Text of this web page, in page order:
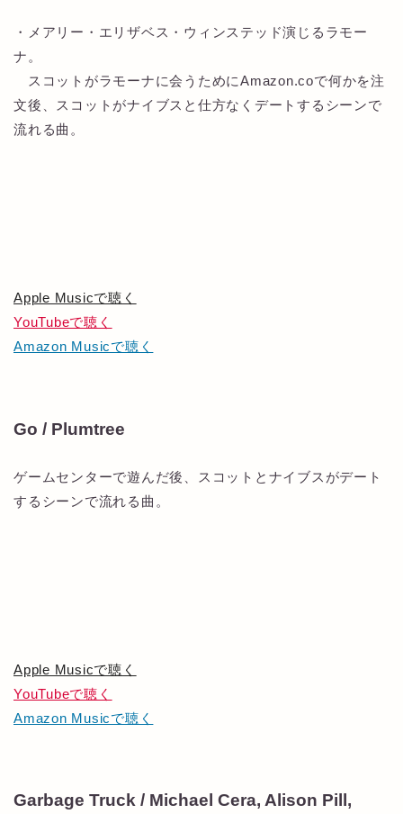
・メアリー・エリザベス・ウィンステッド演じるラモー
ナ。
スコットがラモーナに会うためにAmazon.coで何かを注
文後、スコットがナイブスと仕方なくデートするシーンで
流れる曲。
Apple Musicで聴く
YouTubeで聴く
Amazon Musicで聴く
Go / Plumtree
ゲームセンターで遊んだ後、スコットとナイブスがデート
するシーンで流れる曲。
Apple Musicで聴く
YouTubeで聴く
Amazon Musicで聴く
Garbage Truck / Michael Cera, Alison Pill,